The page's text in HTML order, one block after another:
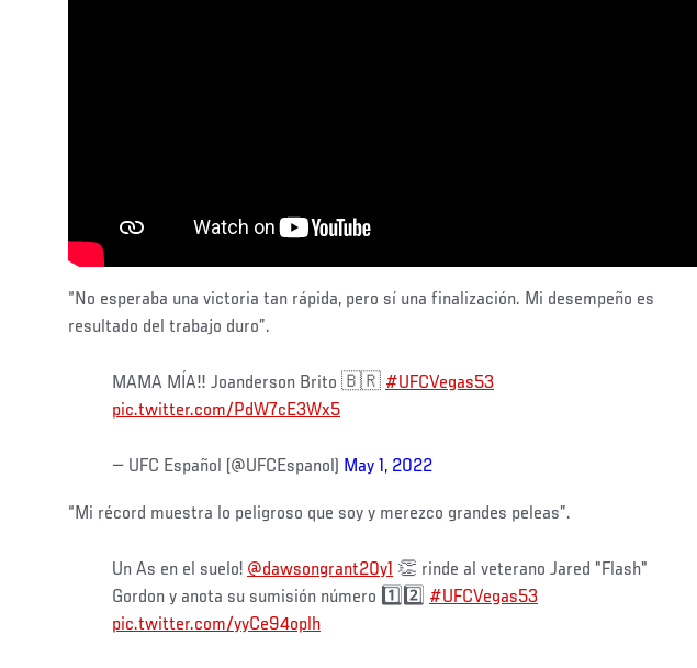
“No esperaba una victoria tan rápida, pero sí una finalización. Mi desempeño es
resultado del trabajo duro”.
MAMA MÍA‼️ Joanderson Brito 🇧🇷 #UFCVegas53
pic.twitter.com/PdW7cE3Wx5
— UFC Español (@UFCEspanol) May 1, 2022
“Mi récord muestra lo peligroso que soy y merezco grandes peleas”.
Un As en el suelo! @dawsongrant20y1 👏 rinde al veterano Jared "Flash"
Gordon y anota su sumisión número 1️⃣2️⃣ #UFCVegas53
pic.twitter.com/yyCe94oplh